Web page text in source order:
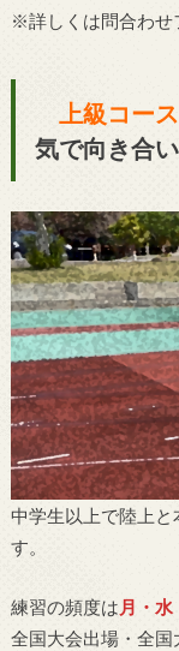
※詳しくは問合わせ
上級コース
気で向き合
中学生以上で陸上
す。
練習の頻度は 月・水
全国大会出場・全国